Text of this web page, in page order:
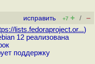
исправить +7 + / –
lists.fedoraproject.or...)
12 реализована
поддержку